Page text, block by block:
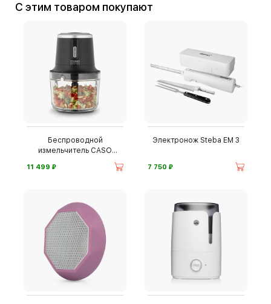
С этим товаром покупают
Беспроводной
измельчитель CASO
11 499 ⃏
Электронож Steba EM 3
7 750 ⃏